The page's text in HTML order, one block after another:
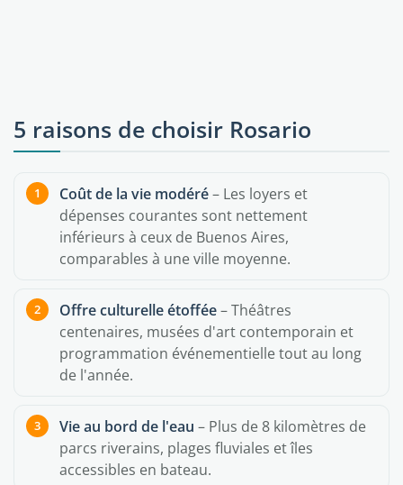
5 raisons de choisir Rosario
Coût de la vie modéré– Les loyers et
dépenses courantes sont nettement
inférieurs à ceux de Buenos Aires,
comparables à une ville moyenne.
Offre culturelle étoffée– Théâtres
centenaires, musées d'art contemporain et
programmation événementielle tout au long
de l'année.
Vie au bord de l'eau – Plus de 8 kilomètres de
parcs riverains, plages fluviales et îles
accessibles en bateau.